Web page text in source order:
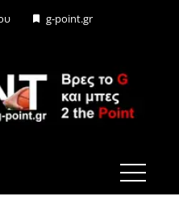
g-point.gr